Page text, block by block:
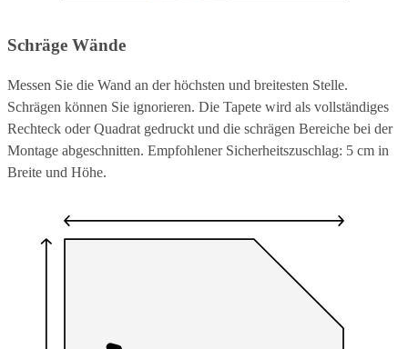
Schräge Wände
Messen Sie die Wand an der höchsten und breitesten Stelle.
Schrägen können Sie ignorieren. Die Tapete wird als vollständiges
Rechteck oder Quadrat gedruckt und die schrägen Bereiche bei der
Montage abgeschnitten. Empfohlener Sicherheitszuschlag: 5 cm in
Breite und Höhe.